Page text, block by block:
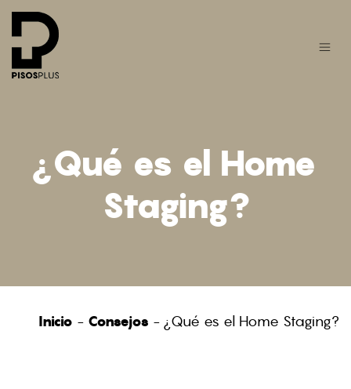
¿Qué es el Home
Staging?
Inicio - Consejos - ¿Qué es el Home Staging?